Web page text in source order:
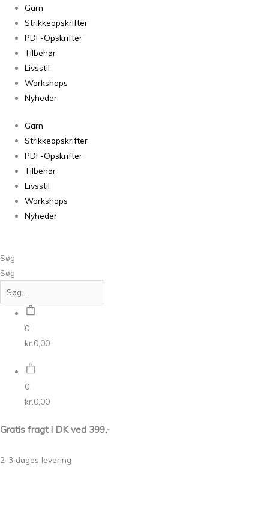
Garn
Strikkeopskrifter
PDF-Opskrifter
Tilbehør
Livsstil
Workshops
Nyheder
Garn
Strikkeopskrifter
PDF-Opskrifter
Tilbehør
Livsstil
Workshops
Nyheder
Søg
Søg
0
kr. 0,00
0
kr. 0,00
Gratis fragt i DK ved 399,-
2-3 dages levering